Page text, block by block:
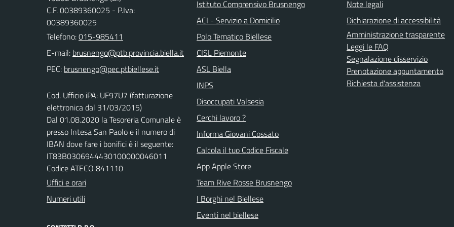
C.F. 00389360025 - P.Iva:
00389360025
Telefono:015-985411
E-mail:
PEC:
Cod. Ufficio iPA: UF97U7 (fatturazione
elettronica dal 31/03/2015)
Dal 01.08.2020 la Tesoreria Comunale è
presso Intesa San Paolo e il numero di
IBAN dove fare i bonifici è il seguente:
IT83B0306944430100000046011
Codice ATECO 841110
Uffici e orari
Numeri utili
Istituto Comprensivo Brusnengo
ACI - Servizio a Domicilio
Polo Tematico Biellese
CISL Piemonte
ASL Biella
INPS
Disoccupati Valsesia
Cerchi lavoro ?
Informa Giovani Cossato
Calcola il tuo Codice Fiscale
App Apple Store
Team Rive Rosse Brusnengo
I Borghi nel Biellese
Eventi nel biellese
Note legali
Dichiarazione di accessibilità
Amministrazione trasparente
Leggi le FAQ
Segnalazione disservizio
Prenotazione appuntamento
Richiesta d'assistenza